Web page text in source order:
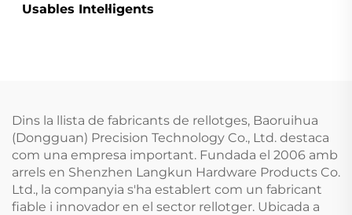
Usables Intel·ligents
Dins la llista de fabricants de rellotges, Baoruihua
(Dongguan) Precision Technology Co., Ltd. destaca
com una empresa important. Fundada el 2006 amb
arrels en Shenzhen Langkun Hardware Products Co.
Ltd., la companyia s'ha establert com un fabricant
fiable i innovador en el sector rellotger. Ubicada a